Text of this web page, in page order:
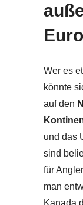
Wer es
könnte
auf den
und das
sind
für
man
Kanada